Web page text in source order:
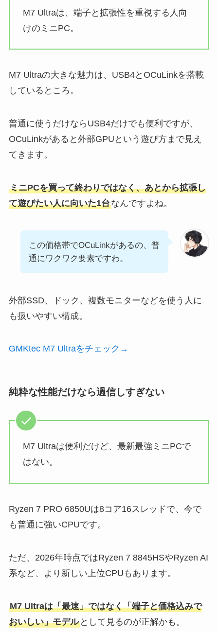
M7 Ultraは、端子と拡張性を重視する人向
けのミニPC。
M7 Ultraの大きな魅力は、USB4とOCuLinkを搭載
しているところ。
普通に使うだけならUSB4だけでも便利ですが、
OCuLinkがあると外部GPUという遊び方まで見え
てきます。
ミニPCを買って終わりではなく、あとから拡張し
て遊びたい人に向いた1台なんですよね。
この価格帯でOCuLinkがあるの、普
通にワクワク要素ですわ。
外部SSD、ドック、複数モニターなどを使う人に
も扱いやすい構成。
GMKtec M7 Ultraをチェック→
純粋な性能だけなら過信しすぎない
M7 Ultraは便利だけど、最新最強ミニPCで
はない。
Ryzen 7 PRO 6850Uは8コア16スレッドで、今で
も普通に強いCPUです。
ただ、2026年時点ではRyzen 7 8845HSやRyzen AI
系など、より新しい上位CPUもあります。
M7 Ultraは「最速」ではなく「端子と価格込みで
おいしい」モデルとして見るのが正解かも。